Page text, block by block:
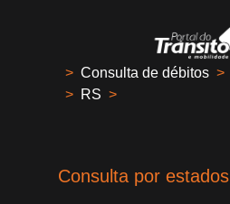
> Consulta de débitos >
> RS >
Consulta por estados